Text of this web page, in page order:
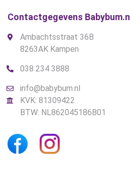
Contactgegevens Babybum.nl
Ambachtsstraat 36B
8263AK Kampen
038 234 3888
info@babybum.nl
KVK: 81309422
BTW: NL862045186B01